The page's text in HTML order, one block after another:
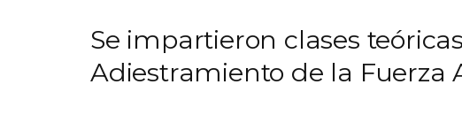
Se impartieron clases
Adiestramiento de la Fuerza